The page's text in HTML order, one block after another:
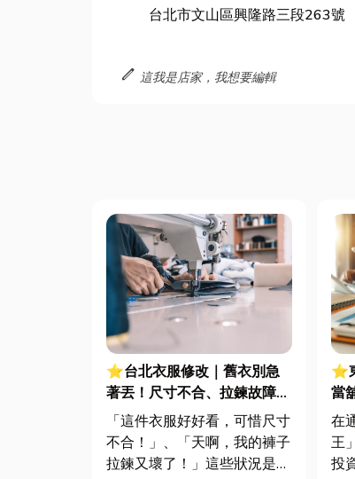
台北市文山區興隆路三段263號
edit 這我是店家，我想要編輯
⭐台北衣服修改｜舊衣別急
著丟！尺寸不合、拉鍊故障都
能完美搞定！
「這件衣服好好看，可惜尺寸
不合！」、「天啊，我的褲子
拉鍊又壞了！」這些狀況是不
⭐
當
「
資
在
王
投